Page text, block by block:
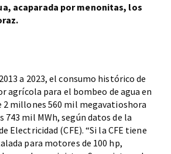
acaparada por menonitas, los
a 2023, el consumo histórico de
agrícola para el bombeo de agua en
2 millones 560 mil megavatioshora
743 mil MWh, según datos de la
Electricidad (CFE). “Si la CFE tiene
para motores de 100 hp,